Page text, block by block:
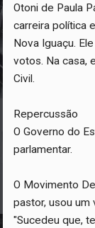
Otoni de Paula
carreira política
Nova Iguaçu.
votos. Na casa,
Civil.
Repercussão
O Governo do
parlamentar.
O Movimento
pastor, usou um
"Sucedeu que,